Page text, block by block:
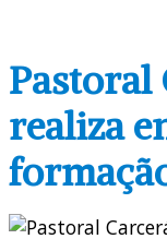
Pastoral
realiza